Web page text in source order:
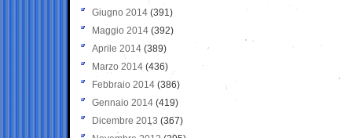
Giugno 2014 (391)
Maggio 2014 (392)
Aprile 2014 (389)
Marzo 2014 (436)
Febbraio 2014 (386)
Gennaio 2014 (419)
Dicembre 2013 (367)